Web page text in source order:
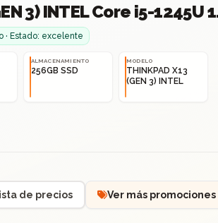
3) INTEL Core i5-1245U
· Estado: excelente
ALMACENAMIENTO
256GB SSD
MODELO
THINKPAD X13
(GEN 3) INTEL
de precios Ver más promociones